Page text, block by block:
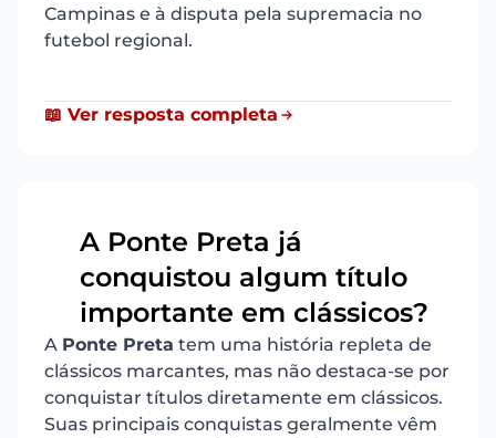
Campinas e à disputa pela supremacia no
futebol regional.
📖 Ver resposta completa
A Ponte Preta já
conquistou algum título
importante em clássicos?
A Ponte Preta tem uma história repleta de
clássicos marcantes, mas não destaca-se por
conquistar títulos diretamente em clássicos.
Suas principais conquistas geralmente vêm